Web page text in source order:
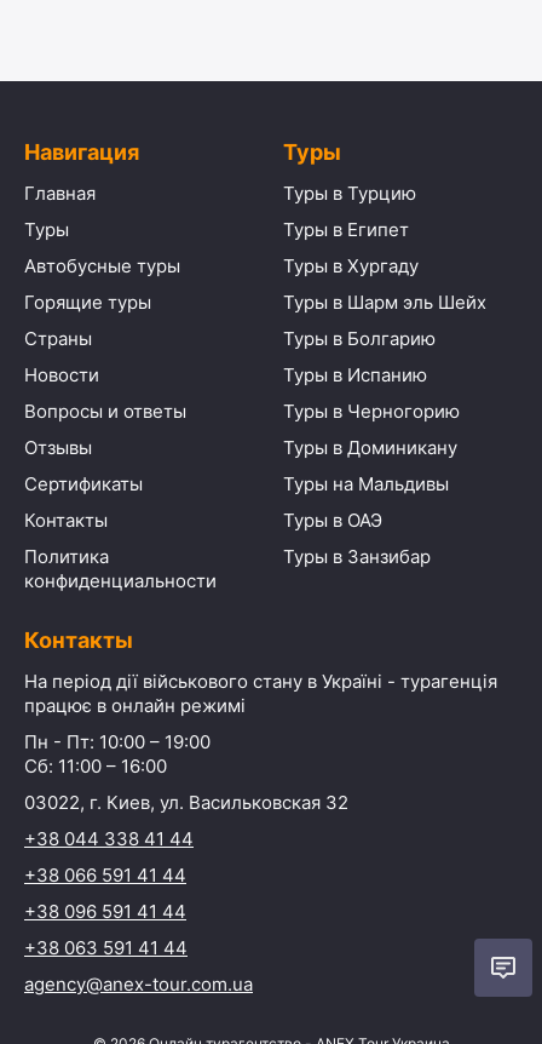
Навигация
Главная
Туры
Автобусные туры
Горящие туры
Страны
Новости
Вопросы и ответы
Отзывы
Сертификаты
Контакты
Политика
конфиденциальности
Туры
Туры в Турцию
Туры в Египет
Туры в Хургаду
Туры в Шарм эль Шейх
Туры в Болгарию
Туры в Испанию
Туры в Черногорию
Туры в Доминикану
Туры на Мальдивы
Туры в ОАЭ
Туры в Занзибар
Контакты
На період дії військового стану в Україні - турагенція
працює в онлайн режимі
Пн - Пт: 10:00 – 19:00
Сб: 11:00 – 16:00
03022, г. Киев, ул. Васильковская 32
+38 044 338 41 44
+38 066 591 41 44
+38 096 591 41 44
+38 063 591 41 44
agency@anex-tour.com.ua